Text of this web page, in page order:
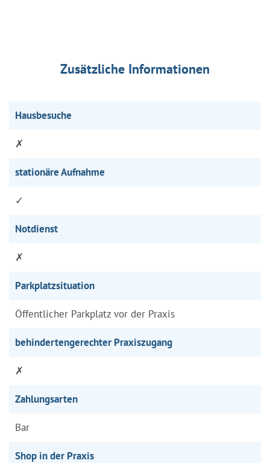
Zusätzliche Informationen
Hausbesuche
✗
stationäre Aufnahme
✓
Notdienst
✗
Parkplatzsituation
Öffentlicher Parkplatz vor der Praxis
behindertengerechter Praxiszugang
✗
Zahlungsarten
Bar
Shop in der Praxis